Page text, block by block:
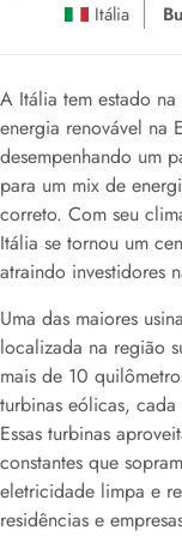
Itália
A Itália tem estado
energia renovável na
desempenhando um
para um mix de
correto. Com seu
Itália se tornou um
atraindo investidores
Uma das maiores
localizada na região
mais de 10
turbinas eólicas,
Essas turbinas
constantes que
eletricidade limpa e
residências e